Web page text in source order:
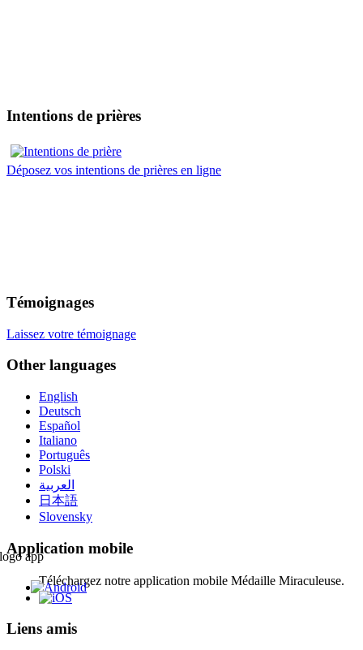
Intentions de prières
Déposez vos intentions de prières en ligne
Témoignages
Laissez votre témoignage
Other languages
English
Deutsch
Español
Italiano
Português
Polski
العربية
日本語
Slovensky
Application mobile
Téléchargez notre application mobile Médaille Miraculeuse.
Liens amis